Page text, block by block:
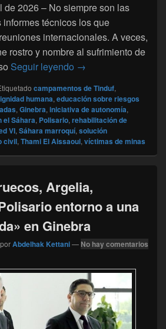
de 2026 – No siempre son las
técnicos los que
internacionales. A veces,
rostro y nombre al sufrimiento de
Seguir leyendo En Ginebra, un
→
campamentos de Tinduf,
humana,educación sobre riesgos
,Ginebra,iniciativa de autonomía,
el Sáhara, Polisario,rehabilitación de
VI,Sáhara marroquí,solución
civil,Thami El Aissaoui,víctimas de minas
Argelia,
entorno a una
en Ginebra
porAbdelhak Kettani— No hay comentarios